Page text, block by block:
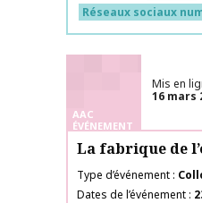
Réseaux sociaux
AAC
ÉVÉNEMENT
Mis en
16 mars
La fabrique de
Type d’événement
Dates de l’événement